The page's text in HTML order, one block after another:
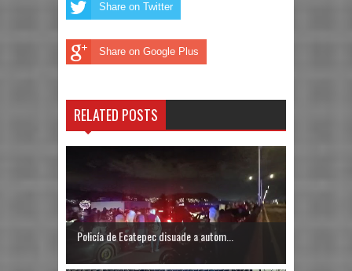
Share on Twitter
Share on Google Plus
RELATED POSTS
Policía de Ecatepec disuade a autom...